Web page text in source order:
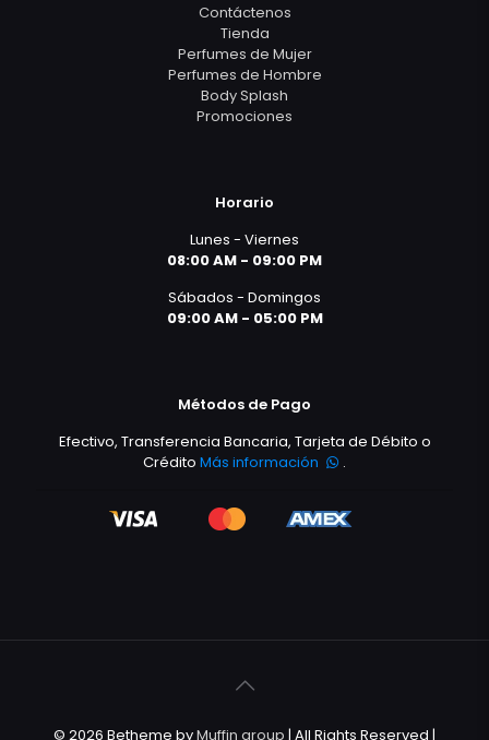
Contáctenos
Tienda
Perfumes de Mujer
Perfumes de Hombre
Body Splash
Promociones
Horario
Lunes - Viernes
08:00 AM - 09:00 PM
Sábados - Domingos
09:00 AM - 05:00 PM
Métodos de Pago
Efectivo, Transferencia Bancaria, Tarjeta de Débito o
CréditoMás información .
© 2026 Betheme byMuffin group | All Rights Reserved |